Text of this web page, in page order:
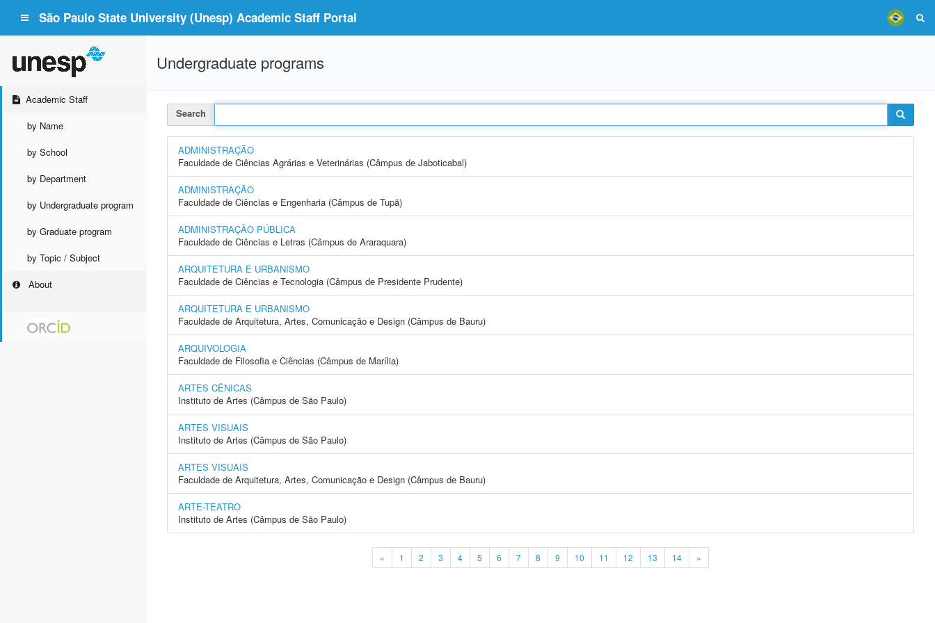
São Paulo State University (Unesp) Academic Staff Portal
Academic Staff
by Name
by School
by Department
by Undergraduate program
by Graduate program
by Topic / Subject
About
Undergraduate programs
Search
ADMINISTRAÇÃO
Faculdade de Ciências Agrárias e Veterinárias (Câmpus de Jaboticabal)
ADMINISTRAÇÃO
Faculdade de Ciências e Engenharia (Câmpus de Tupã)
ADMINISTRAÇÃO PÚBLICA
Faculdade de Ciências e Letras (Câmpus de Araraquara)
ARQUITETURA E URBANISMO
Faculdade de Ciências e Tecnologia (Câmpus de Presidente Prudente)
ARQUITETURA E URBANISMO
Faculdade de Arquitetura, Artes, Comunicação e Design (Câmpus de Bauru)
ARQUIVOLOGIA
Faculdade de Filosofia e Ciências (Câmpus de Marília)
ARTES CÊNICAS
Instituto de Artes (Câmpus de São Paulo)
ARTES VISUAIS
Instituto de Artes (Câmpus de São Paulo)
ARTES VISUAIS
Faculdade de Arquitetura, Artes, Comunicação e Design (Câmpus de Bauru)
ARTE-TEATRO
Instituto de Artes (Câmpus de São Paulo)
« 1 2 3 4 5 6 7 8 9 10 11 12 13 14 »